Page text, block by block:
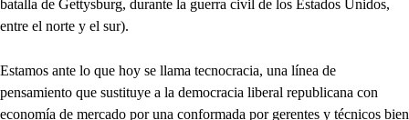
batalla de Gettysburg, durante la guerra civil de los Estados Unidos,
entre el norte y el sur).
Estamos ante lo que hoy se llama tecnocracia, una línea de
pensamiento que sustituye a la democracia liberal republicana con
economía de mercado por una conformada por gerentes y técnicos bien